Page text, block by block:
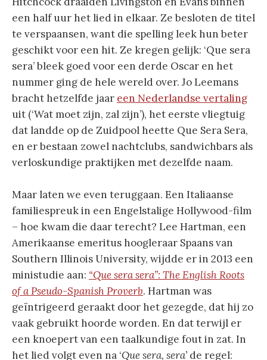
een half uur het lied in elkaar. Ze besloten de titel
te verspaansen, want die spelling leek hun beter
geschikt voor een hit. Ze kregen gelijk: ‘Que sera
sera’ bleek goed voor een derde Oscar en het
nummer ging de hele wereld over. Jo Leemans
bracht hetzelfde jaar een Nederlandse vertaling
uit (‘Wat moet zijn, zal zijn’), het eerste vliegtuig
dat landde op de Zuidpool heette Que Sera Sera,
en er bestaan zowel nachtclubs, sandwichbars als
verloskundige praktijken met dezelfde naam.
Maar laten we even teruggaan. Een Italiaanse
familiespreuk in een Engelstalige Hollywood-film
– hoe kwam die daar terecht? Lee Hartman, een
Amerikaanse emeritus hoogleraar Spaans van
Southern Illinois University, wijdde er in 2013 een
ministudie aan: “Que sera sera”: The English Roots
of a Pseudo-Spanish Proverb. Hartman was
geïntrigeerd geraakt door het gezegde, dat hij zo
vaak gebruikt hoorde worden. En dat terwijl er
een knoepert van een taalkundige fout in zat. In
het lied volgt even na ‘Que sera, sera’ de regel: